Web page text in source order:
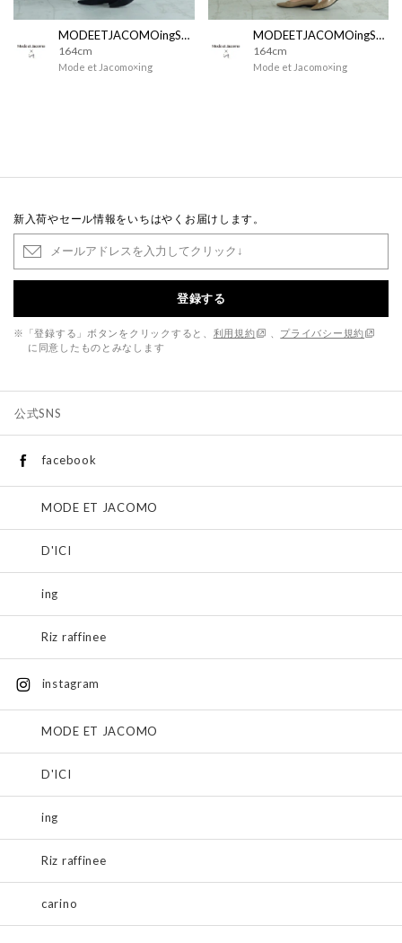
MODEETJACOMOingSTAFF
164cm
Mode et Jacomo×ing
MODEETJACOMOingSTAFF
164cm
Mode et Jacomo×ing
新入荷やセール情報をいちはやくお届けします。
登録する
※「登録する」ボタンをクリックすると、 利用規約
プライバシー規約
に同意したものとみなします
公式SNS
facebook
MODE ET JACOMO
D'ICI
ing
Riz raffinee
instagram
MODE ET JACOMO
D'ICI
ing
Riz raffinee
carino